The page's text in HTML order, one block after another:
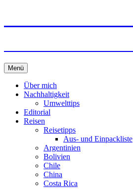
Menü Springe
zum
Inhalt
Über mich
Nachhaltigkeit
Umwelttips
Editorial
Reisen
Reisetipps
Aus- und Einpackliste
Argentinien
Bolivien
Chile
China
Costa Rica